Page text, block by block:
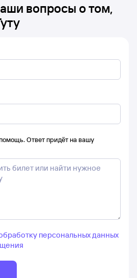
вопросы о том,
Ответ придёт на вашу
персональных данных